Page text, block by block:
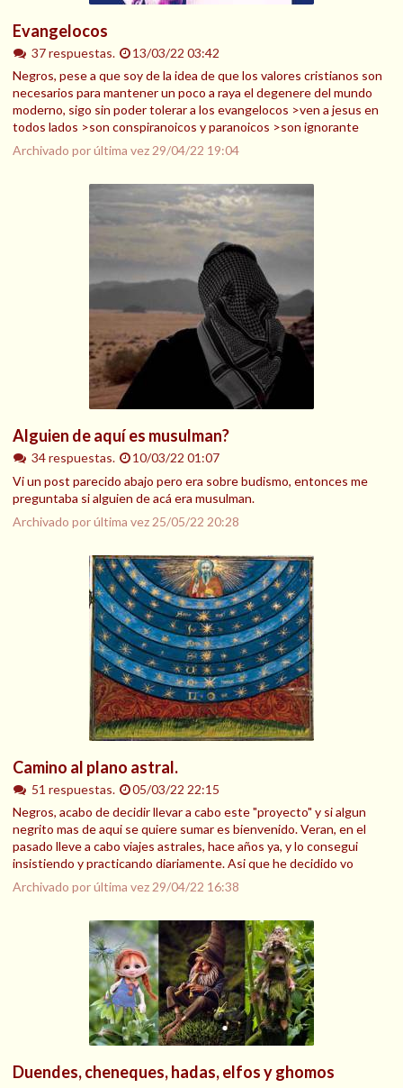
Evangelocos
37 respuestas.
13/03/22 03:42
Negros, pese a que soy de la idea de que los valores cristianos son
necesarios para mantener un poco a raya el degenere del mundo
moderno, sigo sin poder tolerar a los evangelocos >ven a jesus en
todos lados >son conspiranoicos y paranoicos >son ignorante
Archivado por última vez 29/04/22 19:04
Alguien de aquí es musulman?
34 respuestas.
10/03/22 01:07
Vi un post parecido abajo pero era sobre budismo, entonces me
preguntaba si alguien de acá era musulman.
Archivado por última vez 25/05/22 20:28
Camino al plano astral.
51 respuestas.
05/03/22 22:15
Negros, acabo de decidir llevar a cabo este "proyecto" y si algun
negrito mas de aqui se quiere sumar es bienvenido. Veran, en el
pasado lleve a cabo viajes astrales, hace años ya, y lo consegui
insistiendo y practicando diariamente. Asi que he decidido vo
Archivado por última vez 29/04/22 16:38
Duendes, cheneques, hadas, elfos y ghomos